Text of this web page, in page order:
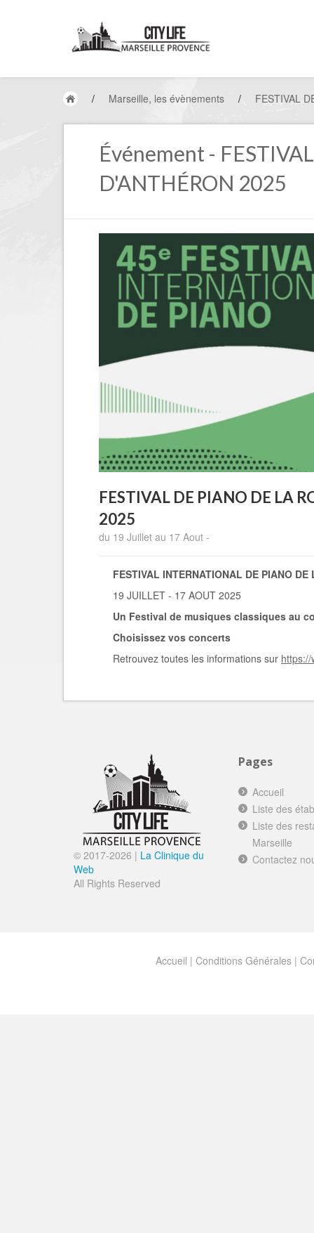
/ Marseille, les évènements / FESTIVAL
Événement -
D'ANTHÉRON 2025
FESTIVAL DE PIANO DE LA
2025
du 19 Juillet au 17 Aout -
FESTIVAL INTERNATIONAL DE PIANO
19 JUILLET - 17 AOUT 2025
Un Festival de musiques classiques au
Choisissez vos concerts
Retrouvez toutes les informations sur
© 2017-2026 | La Clinique du
Web
All Rights Reserved
Pages
Accueil
Liste des
Liste des
Marseille
Contactez
Accueil | Conditions Générales|